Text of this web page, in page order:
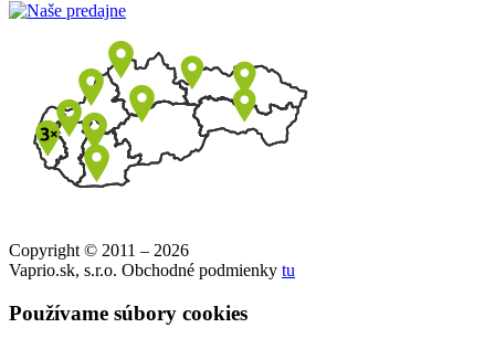
Copyright © 2011 – 2026
Vaprio.sk, s.r.o. Obchodné podmienky tu
Používame súbory cookies